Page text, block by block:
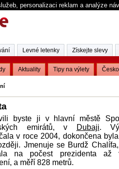
personalizaci reklam a analýze
byste ji v hlavní městě
emirátů, v
Dubaji.
v roce 2004, dokončena
Jmenuje se Burdž
na počest prezidenta až
a měří 828 metrů.
Aktuality Tipy na výlety Česko
Levné letenky Získejte slevy